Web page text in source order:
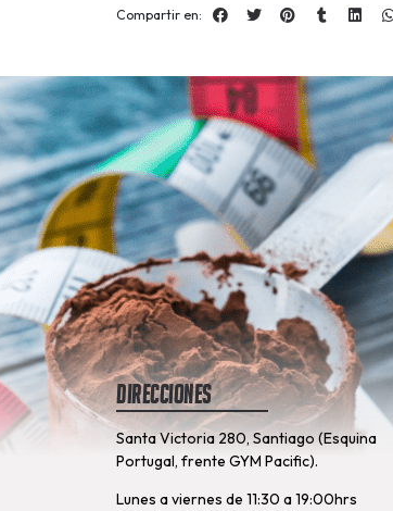
Compartir en:
Direcciones
Santa Victoria 280, Santiago (Esquina
Portugal, frente GYM Pacific).
Lunes a viernes de 11:30 a 19:00hrs